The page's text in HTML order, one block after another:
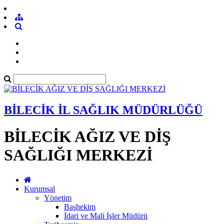
BİLECİK İL SAĞLIK MÜDÜRLÜĞÜ
BİLECİK AĞIZ VE DİŞ
SAĞLIĞI MERKEZİ
Kurumsal
Yönetim
Başhekim
İdari ve Mali İşler Müdürü